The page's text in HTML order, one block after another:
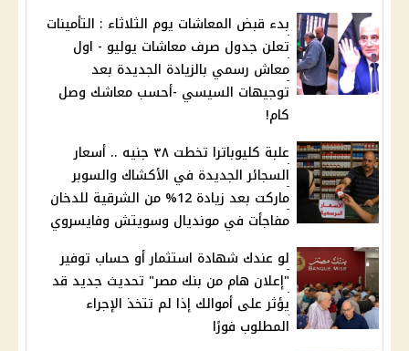
بدء قبض المعاشات يوم الثلاثاء : التأمينات
تعلن جدول صرف معاشات يوليو - اول
معاش رسمي بالزيادة الجديدة بعد
توجيهات السيسي -أحسب معاشك وصل
كام!
علبة كليوباترا تخطت ٣٨ جنيه .. أسعار
السجائر الجديدة في الأكشاك والسوبر
ماركت بعد زيادة 12% من الشرقية للدخان
مفاجأت في مونديال وسويتش وفايسروي
لو عندك شهادة استثمار أو حساب توفير
"إعلان هام من بنك مصر" تحديث جديد قد
يؤثر على أموالك إذا لم تتخذ الإجراء
المطلوب فورًا